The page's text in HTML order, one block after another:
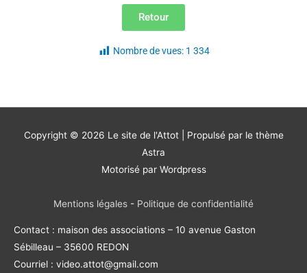
Retour
Nombre de vues: 1 334
Copyright © 2026 Le site de l'Attot| Propulsé par le thème
Astra
Motorisé par Wordpress
Mentions légales - Politique de confidentialité
Contact : maison des associations – 10 avenue Gaston
Sébilleau – 35600 REDON
Courriel : video.attot@gmail.com